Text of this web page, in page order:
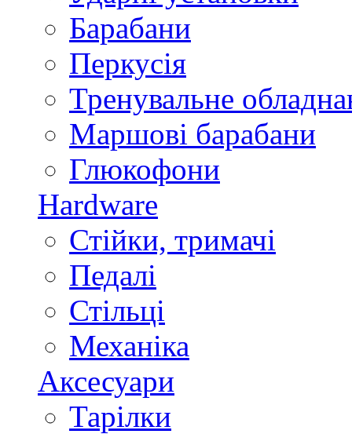
Барабани
Перкусія
Тренувальне
Маршові барабани
Глюкофони
Hardware
Стійки, тримачі
Педалі
Стільці
Механіка
Аксесуари
Тарілки